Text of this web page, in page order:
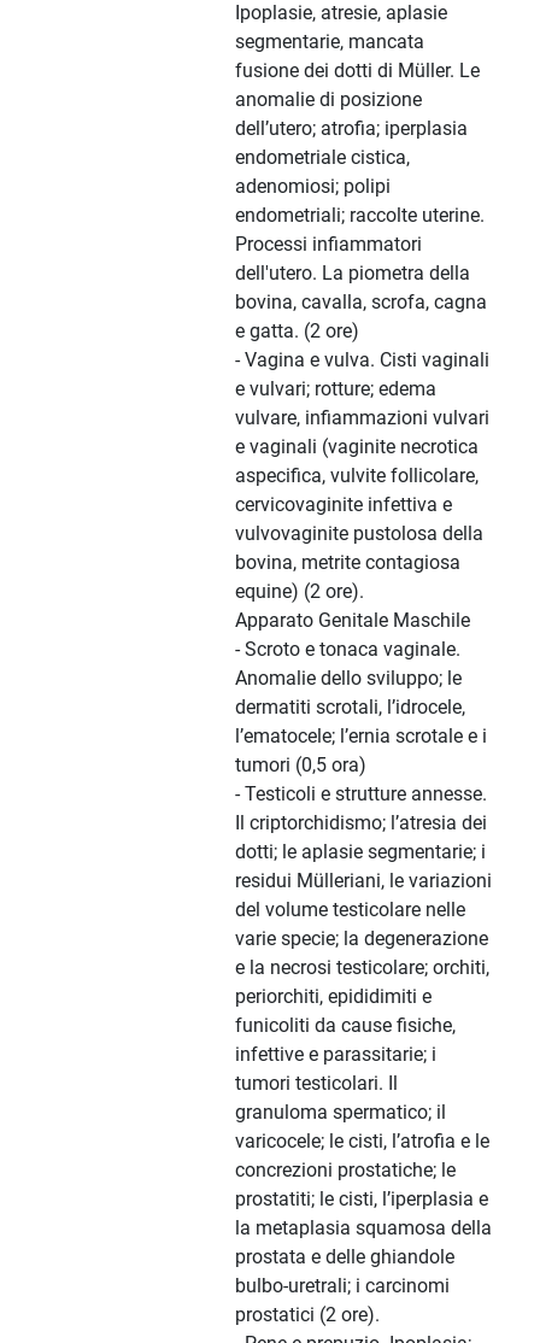
Ipoplasie, atresie, aplasie
segmentarie, mancata
fusione dei dotti di Müller. Le
anomalie di posizione
dell’utero; atrofia; iperplasia
endometriale cistica,
adenomiosi; polipi
endometriali; raccolte uterine.
Processi infiammatori
dell'utero. La piometra della
bovina, cavalla, scrofa, cagna
e gatta. (2 ore)
- Vagina e vulva. Cisti vaginali
e vulvari; rotture; edema
vulvare, infiammazioni vulvari
e vaginali (vaginite necrotica
aspecifica, vulvite follicolare,
cervicovaginite infettiva e
vulvovaginite pustolosa della
bovina, metrite contagiosa
equine) (2 ore).
Apparato Genitale Maschile
- Scroto e tonaca vaginale.
Anomalie dello sviluppo; le
dermatiti scrotali, l’idrocele,
l’ematocele; l’ernia scrotale e i
tumori (0,5 ora)
- Testicoli e strutture annesse.
Il criptorchidismo; l’atresia dei
dotti; le aplasie segmentarie; i
residui Mülleriani, le variazioni
del volume testicolare nelle
varie specie; la degenerazione
e la necrosi testicolare; orchiti,
periorchiti, epididimiti e
funicoliti da cause fisiche,
infettive e parassitarie; i
tumori testicolari. Il
granuloma spermatico; il
varicocele; le cisti, l’atrofia e le
concrezioni prostatiche; le
prostatiti; le cisti, l’iperplasia e
la metaplasia squamosa della
prostata e delle ghiandole
bulbo-uretrali; i carcinomi
prostatici (2 ore).